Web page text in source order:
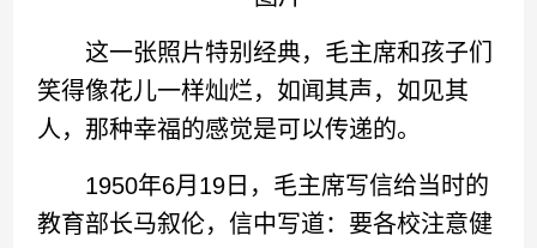
这一张照片特别经典，毛主席和孩子们
笑得像花儿一样灿烂，如闻其声，如见其
人，那种幸福的感觉是可以传递的。
1950年6月19日，毛主席写信给当时的
教育部长马叙伦，信中写道：要各校注意健